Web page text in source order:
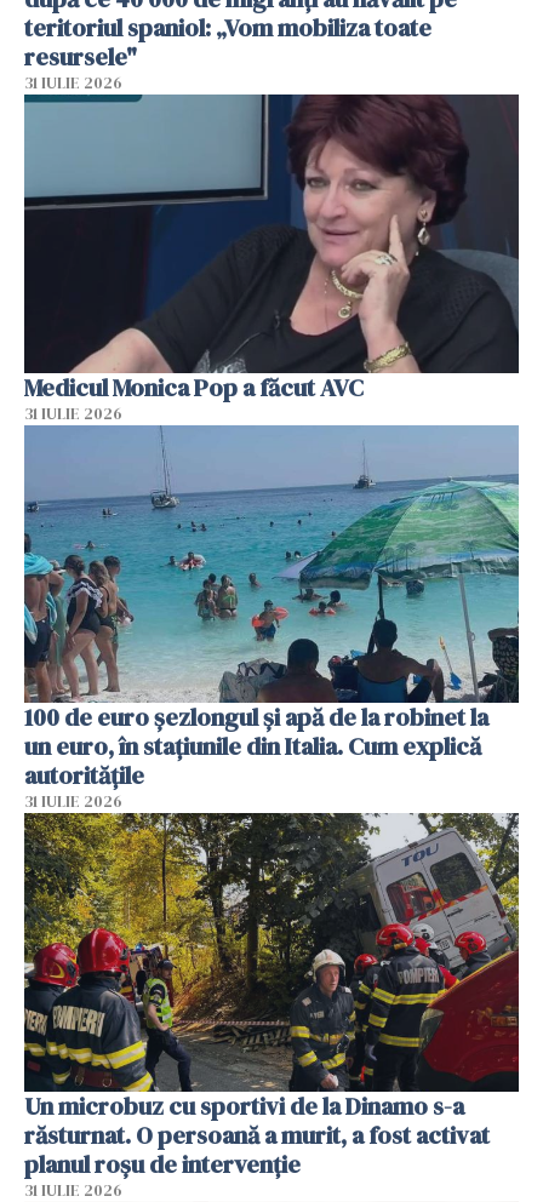
teritoriul spaniol: „Vom mobiliza toate
resursele"
31 IULIE 2026
Medicul Monica Pop a făcut AVC
31 IULIE 2026
100 de euro șezlongul și apă de la robinet la
un euro, în stațiunile din Italia. Cum explică
autoritățile
31 IULIE 2026
Un microbuz cu sportivi de la Dinamo s-a
răsturnat. O persoană a murit, a fost activat
planul roșu de intervenție
31 IULIE 2026